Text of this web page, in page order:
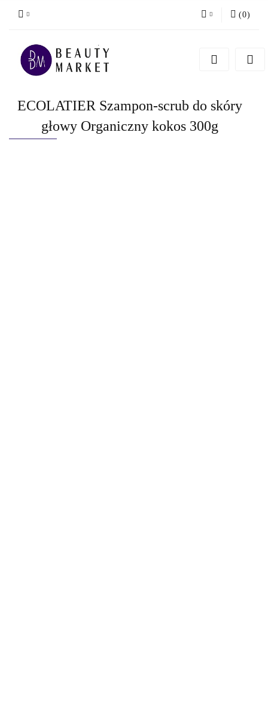
Zarejestruj się
(0)
ECOLATIER Szampon-scrub do skóry
głowy Organiczny kokos 300g